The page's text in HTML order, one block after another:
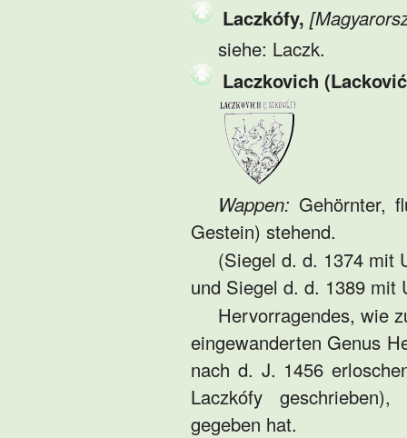
Laczkófy,
siehe: Laczk.
Laczkovich
Wappen: Gehörnter,
Gestein) stehend.
(Siegel d. d. 1374 mit
und Siegel d. d. 1389 mit
Hervorragendes, wie
eingewanderten Genus
nach d. J. 1456
Laczkófy
gegeben hat.